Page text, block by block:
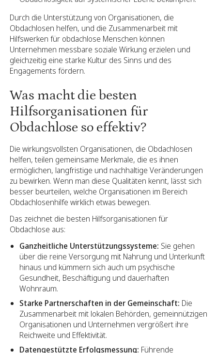
Durch die Unterstützung von Organisationen, die
Obdachlosen helfen, und die Zusammenarbeit mit
Hilfswerken für obdachlose Menschen können
Unternehmen messbare soziale Wirkung erzielen und
gleichzeitig eine starke Kultur des Sinns und des
Engagements fördern.
Was macht die besten
Hilfsorganisationen für
Obdachlose so effektiv?
Die wirkungsvollsten Organisationen, die Obdachlosen
helfen, teilen gemeinsame Merkmale, die es ihnen
ermöglichen, langfristige und nachhaltige Veränderungen
zu bewirken. Wenn man diese Qualitäten kennt, lässt sich
besser beurteilen, welche Organisationen im Bereich
Obdachlosenhilfe wirklich etwas bewegen.
Das zeichnet die besten Hilfsorganisationen für
Obdachlose aus:
Ganzheitliche Unterstützungssysteme: Sie gehen
über die reine Versorgung mit Nahrung und Unterkunft
hinaus und kümmern sich auch um psychische
Gesundheit, Beschäftigung und dauerhaften
Wohnraum.
Starke Partnerschaften in der Gemeinschaft: Die
Zusammenarbeit mit lokalen Behörden, gemeinnützigen
Organisationen und Unternehmen vergrößert ihre
Reichweite und Effektivität.
Datengestützte Erfolgsmessung: Führende